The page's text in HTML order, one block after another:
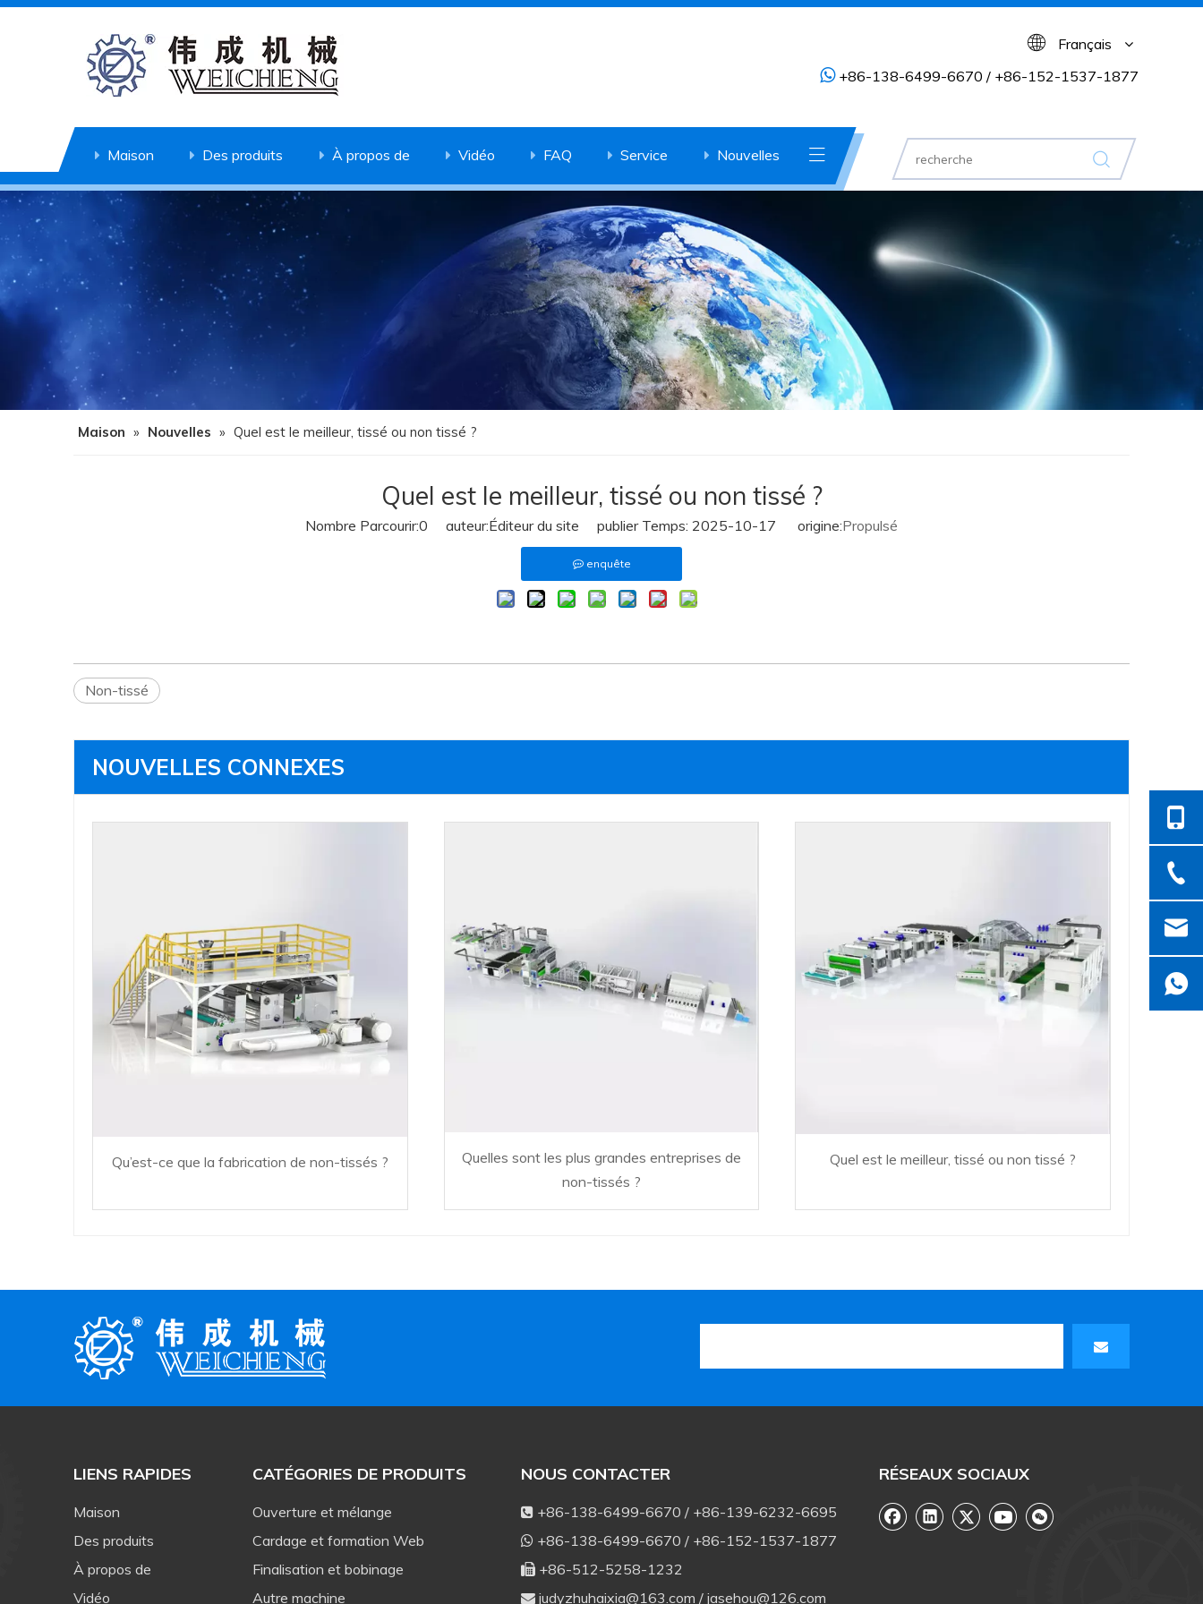
Français
+86-138-6499-6670 / +86-152-1537-1877
Maison Des produits À propos de Vidéo FAQ Service Nouvelles
Maison » Nouvelles » Quel est le meilleur, tissé ou non tissé ?
Quel est le meilleur, tissé ou non tissé ?
Nombre Parcourir:0 auteur:Éditeur du site publier Temps: 2025-10-17 origine:Propulsé
enquête
Non-tissé
NOUVELLES CONNEXES
Qu’est-ce que la fabrication de non-tissés ?
Quelles sont les plus grandes entreprises de
non-tissés ?
Quel est le meilleur, tissé ou non tissé ?
LIENS RAPIDES
Maison
Des produits
À propos de
Vidéo
CATÉGORIES DE PRODUITS
Ouverture et mélange
Cardage et formation Web
Finalisation et bobinage
Autre machine
NOUS CONTACTER
 +86-138-6499-6670 / +86-139-6232-6695
 +86-138-6499-6670 / +86-152-1537-1877
 +86-512-5258-1232
 judyzhuhaixia@163.com / jasehou@126.com
RÉSEAUX SOCIAUX